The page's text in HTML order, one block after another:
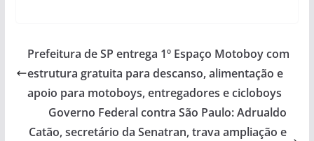
s
A
p
p
b
o
o
k
y
Li
n
k
er e
Prefeitura de SP entrega 1º Espaço Motoboy com
estrutura gratuita para descanso, alimentação e
apoio para motoboys, entregadores e cicloboys
Governo Federal contra São Paulo: Adrualdo
Catão, secretário da Senatran, trava ampliação e